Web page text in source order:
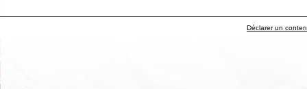
Déclarer un